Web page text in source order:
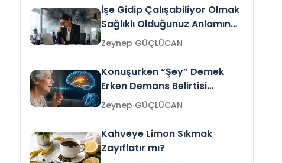
İşe Gidip Çalışabiliyor Olmak
Sağlıklı Olduğunuz Anlamına
Gelir mi?Zeynep GÜÇLÜCAN
Konuşurken “Şey” Demek
Erken Demans Belirtisi
Olabilir mi?Zeynep GÜÇLÜCAN
Kahveye Limon Sıkmak
Zayıflatır mı?